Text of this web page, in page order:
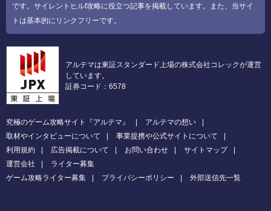
です。サイレントヒルf攻略に役立つ記事を掲載しています。また、当サイ
トは基本的にリンクフリーです。
アルテマは東証スタンダード上場の株式会社コレックが運営
しています。
証券コード：6578
究極のゲーム攻略サイト『アルテマ』
アルテマの想い
取材やインタビューについて
事業提携や公式サイトについて
利用規約
広告掲載について お問い合わせ
サイトマップ
運営会社
ライター募集
ゲーム攻略ライター募集
プライバシーポリシー 外部送信先一覧